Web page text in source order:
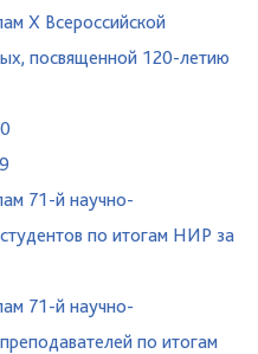
Х Всероссийской
посвященной 120-летию
71-й научно-
по итогам НИР за
71-й научно-
по итогам